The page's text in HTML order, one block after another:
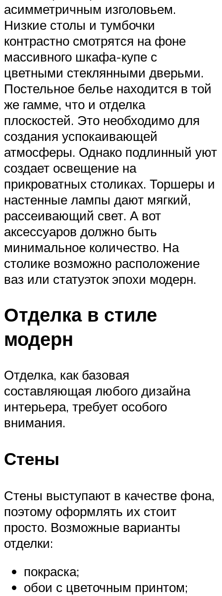
асимметричным изголовьем.
Низкие столы и тумбочки
контрастно смотрятся на фоне
массивного шкафа-купе с
цветными стеклянными дверьми.
Постельное белье находится в той
же гамме, что и отделка
плоскостей. Это необходимо для
создания успокаивающей
атмосферы. Однако подлинный уют
создает освещение на
прикроватных столиках. Торшеры и
настенные лампы дают мягкий,
рассеивающий свет. А вот
аксессуаров должно быть
минимальное количество. На
столике возможно расположение
ваз или статуэток эпохи модерн.
Отделка в стиле
модерн
Отделка, как базовая
составляющая любого дизайна
интерьера, требует особого
внимания.
Стены
Стены выступают в качестве фона,
поэтому оформлять их стоит
просто. Возможные варианты
отделки:
покраска;
обои с цветочным принтом;